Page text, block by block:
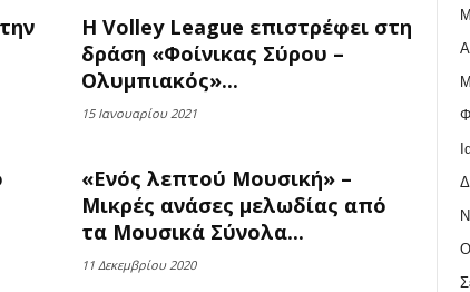
H Volley League επιστρέφει στη
δράση «Φοίνικας Σύρου –
Ολυμπιακός»...
15 Ιανουαρίου 2021
«Ενός λεπτού Μουσική» –
Μικρές ανάσες μελωδίας από
τα Μουσικά Σύνολα...
11 Δεκεμβρίου 2020